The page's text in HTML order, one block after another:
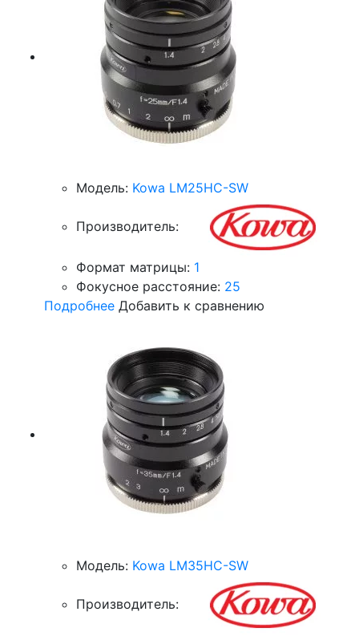
Модель: Kowa LM25HC-SW
Производитель:
Формат матрицы: 1
Фокусное расстояние: 25
Подробнее Добавить к сравнению
Модель: Kowa LM35HC-SW
Производитель: